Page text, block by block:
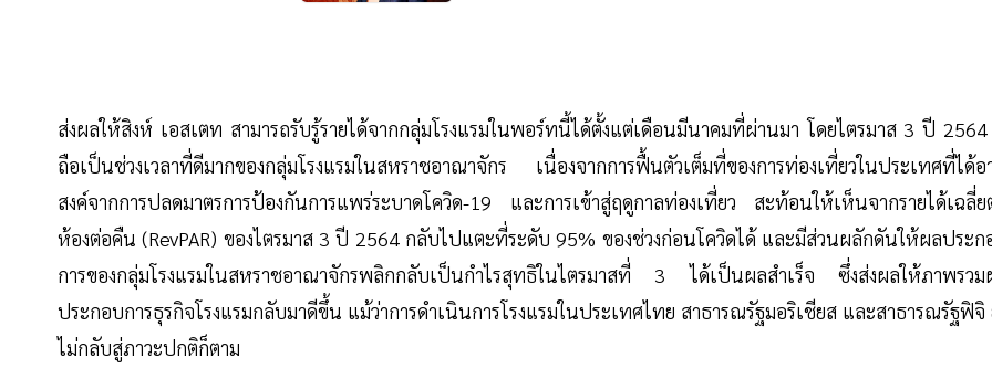
ส่งผลให้สิงห์ เอสเตท สามารถรับรู้รายได้จากกลุ่มโรงแรมในพอร์ทนี้ได้ตั้งแต่เดือนมีนาคมที่ผ่านมา โดยไตรมาส 3 ปี
ถือเป็นช่วงเวลาที่ดีมากของกลุ่มโรงแรมในสหราชอาณาจักร เนื่องจากการฟื้นตัวเต็มที่ของการท่องเที่ยวในประเทศที่ได้อ
สงค์จากการปลดมาตรการป้องกันการแพร่ระบาดโควิด-19 และการเข้าสู่ฤดูกาลท่องเที่ยว สะท้อนให้เห็นจากรายได้เฉลี่ย
ห้องต่อคืน (RevPAR) ของไตรมาส 3 ปี 2564 กลับไปแตะที่ระดับ 95% ของช่วงก่อนโควิดได้ และมีส่วนผลักดันให้ผลประก
การของกลุ่มโรงแรมในสหราชอาณาจักรพลิกกลับเป็นกำไรสุทธิในไตรมาสที่ 3 ได้เป็นผลสำเร็จ ซึ่งส่งผลให้ภาพรวม
ประกอบการธุรกิจโรงแรมกลับมาดีขึ้น แม้ว่าการดำเนินการโรงแรมในประเทศไทย สาธารณรัฐมอริเชียส และสาธารณรัฐฟิจิ
ไม่กลับสู่ภาวะปกติก็ตาม